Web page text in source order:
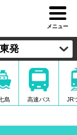
メニュー
発
島 高速バス JR